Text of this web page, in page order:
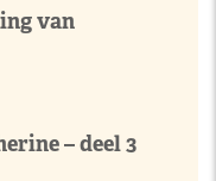
van
– deel 3